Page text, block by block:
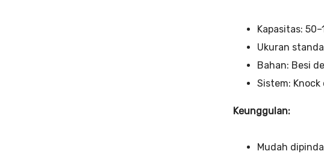
Kapasitas:
Ukuran
Bahan: Besi
Sistem:
Keunggulan:
Mudah